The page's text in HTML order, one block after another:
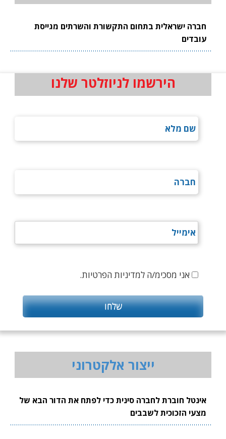
חברה ישראלית בתחום התקשורת והשרתים מגייסת
עובדים
הירשמו לניוזלטר שלנו
אני מסכימ/ה למדיניות הפרטיות.
ייצור אלקטרוני
אינטל חוברת לחברה סינית כדי לפתח את הדור הבא של
מצעי הזכוכית לשבבים